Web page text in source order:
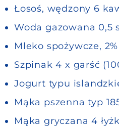
Łosoś, wędzony 6
Woda gazowana 0,5
Mleko spożywcze,
Szpinak 4 x garść
Jogurt typu
Mąka pszenna typ
Mąka gryczana 4